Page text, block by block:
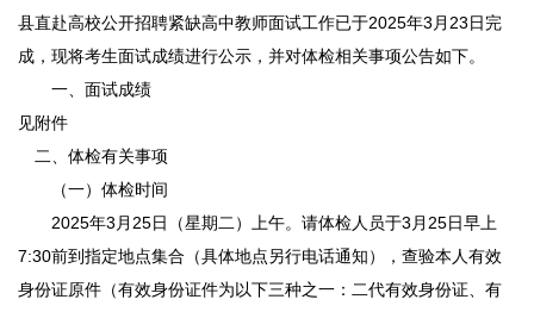
县直赴高校公开招聘紧缺高中教师面试工作已于2025年3月23日完
成，现将考生面试成绩进行公示，并对体检相关事项公告如下。
一、面试成绩
见附件
二、体检有关事项
（一）体检时间
2025年3月25日（星期二）上午。请体检人员于3月25日早上
7:30前到指定地点集合（具体地点另行电话通知），查验本人有效
身份证原件（有效身份证件为以下三种之一：二代有效身份证、有